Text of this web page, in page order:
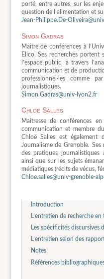
porté, entre autres, sur les
question de l’alimentation et
Jean-Philippe.De-
Simon Gadras
Maître de conférences à
Elico. Ses recherches portent
l’espace public, à travers
communication et de
professionnel·les comme
journalistiques.
Simon.Gadras@univ-lyon2.fr
Chloë Salles
Maîtresse de conférences
communication et membre
Chloë Salles est également
Journalisme de Grenoble.
des pratiques journalistiques
ainsi que sur les sujets
médiatiques (récits de vécus,
Chloe.salles@univ-grenoble-
Introduction
L’entretien de recherche en
Les spécificités discursives
L’entretien selon des
Notes
Références